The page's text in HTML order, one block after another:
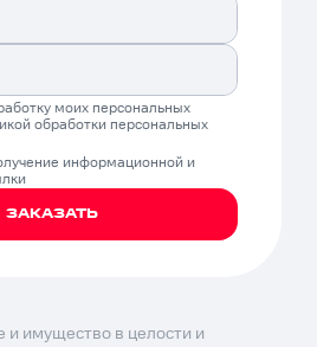
моих персональных
обработки персональных
информационной и
ЗАКАЗАТЬ
имущество в целости и